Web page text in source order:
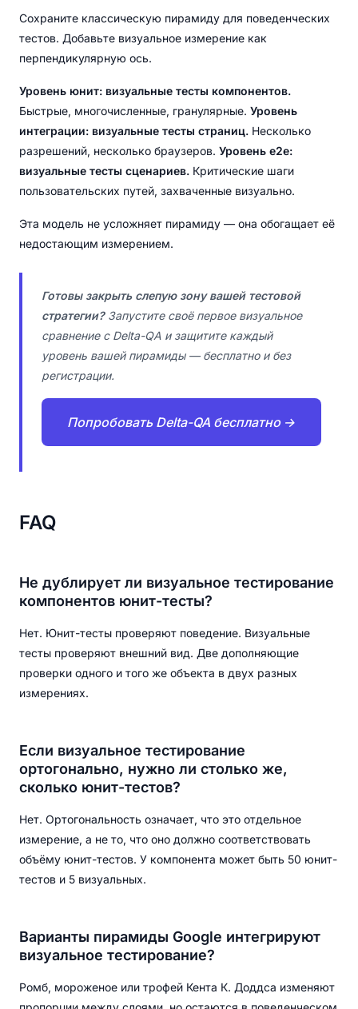
Сохраните классическую пирамиду для поведенческих
тестов. Добавьте визуальное измерение как
перпендикулярную ось.
Уровень юнит: визуальные тесты компонентов.
Быстрые, многочисленные, гранулярные. Уровень
интеграции: визуальные тесты страниц. Несколько
разрешений, несколько браузеров. Уровень e2e:
визуальные тесты сценариев. Критические шаги
пользовательских путей, захваченные визуально.
Эта модель не усложняет пирамиду — она обогащает её
недостающим измерением.
Готовы закрыть слепую зону вашей тестовой
стратегии?Запустите своё первое визуальное
сравнение с Delta-QA и защитите каждый
уровень вашей пирамиды — бесплатно и без
регистрации.
Попробовать Delta-QA бесплатно →
FAQ
Не дублирует ли визуальное тестирование
компонентов юнит-тесты?
Нет. Юнит-тесты проверяют поведение. Визуальные
тесты проверяют внешний вид. Две дополняющие
проверки одного и того же объекта в двух разных
измерениях.
Если визуальное тестирование
ортогонально, нужно ли столько же,
сколько юнит-тестов?
Нет. Ортогональность означает, что это отдельное
измерение, а не то, что оно должно соответствовать
объёму юнит-тестов. У компонента может быть 50 юнит-
тестов и 5 визуальных.
Варианты пирамиды Google интегрируют
визуальное тестирование?
Ромб, мороженое или трофей Кента К. Доддса изменяют